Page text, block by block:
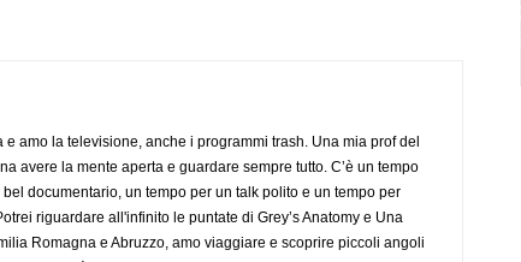
amo la televisione, anche i programmi trash. Una mia prof del
avere la mente aperta e guardare sempre tutto. C’è un tempo
documentario, un tempo per un talk polito e un tempo per
riguardare all'infinito le puntate di Grey’s Anatomy e Una
Romagna e Abruzzo, amo viaggiare e scoprire piccoli angoli